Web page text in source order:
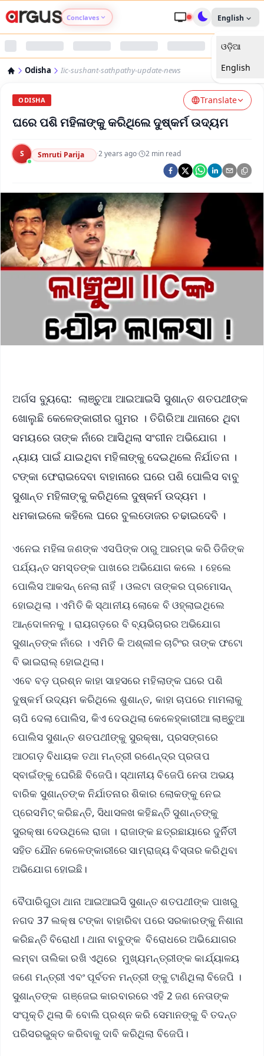
Conclaves
Argus Nari Shakti
Argus Swaad Odisha
Argus Chalo Dekhein Apna Desh
English
ଓଡ଼ିଆ
English
Odisha Iic-sushant-sathpathy-update-news
ODISHA Translate
ଘରେ ପଶି ମହିଳାଙ୍କୁ କରିଥିଲେ ଦୁଷ୍କର୍ମ ଉଦ୍ୟମ
S Smruti Parija ·2 years ago· 2 min read
ଅର୍ଗସ ବ୍ୟୁରୋ: ଲାଞ୍ଚୁଆ ଆଇଆଇସି ସୁଶାନ୍ତ ଶତପଥୀଙ୍କ
ଖୋଲୁଛି କେଳେଙ୍କାରୀର ଗୁମର । ତିଗିରିଆ ଥାନାରେ ଥିବା
ସମୟରେ ତାଙ୍କ ନାଁରେ ଆସିଥିଲା ସଂଗୀନ ଅଭିଯୋଗ ।
ନ୍ୟାୟ ପାଇଁ ଯାଇଥିବା ମହିଳାଙ୍କୁ ଦେଇଥିଲେ ନିର୍ଯାତନା ।
ଟଙ୍କା ଫେରାଇଦେବା ବାହାନାରେ ଘରେ ପଶି ପୋଲିସ ବାବୁ
ସୁଶାନ୍ତ ମହିଳାଙ୍କୁ କରିଥିଲେ ଦୁଷ୍କର୍ମ ଉଦ୍ୟମ ।
ଧମକାଇଲେ କହିଲେ ଘରେ ବୁଲଡୋଜର ଚଢାଇଦେବି ।
ଏନେଇ ମହିଳା ଜଣଙ୍କ ଏସପିଙ୍କ ଠାରୁ ଆରମ୍ଭ କରି ଡିଜିଙ୍କ
ପର୍ଯ୍ୟନ୍ତ ସମସ୍ତଙ୍କ ପାଖରେ ଅଭିଯୋଗ କଲେ । ହେଲେ
ପୋଲିସ ଆକସନ୍ ନେଲା ନାହିଁ । ଓଲଟା ତାଙ୍କର ପ୍ରମୋସନ୍
ହୋଇଥିଲା । ଏମିତି କି ସ୍ଥାନୀୟ ଲୋକେ ବି ଓହ୍ଲାଇଥିଲେ
ଆନ୍ଦୋଳନକୁ । ରାୟଗଡ଼ରେ ବି ବ୍ୟଭିଚାରର ଅଭିଯୋଗ
ସୁଶାନ୍ତଙ୍କ ନାଁରେ । ଏମିତି କି ଅଶ୍ଲୀଳ ଚାଟିଂର ତାଙ୍କ ଫଟୋ
ବି ଭାଇରାଲ୍ ହୋଇଥିଲା।
ଏବେ ବଡ଼ ପ୍ରଶ୍ନ କାହା ସାହସରେ ମହିଲାଙ୍କ ଘରେ ପଶି
ଦୁଷ୍କର୍ମ ଉଦ୍ୟମ କରିଥିଲେ ଶୁଶାନ୍ତ, କାହା ଚାପରେ ମାମଲାକୁ
ଚାପି ଦେଲା ପୋଲିସ, କିଏ ଦେଉଥିଲା କେଳେହ୍କାରୀଆ ଲାଞ୍ଚୁଆ
ପୋଲିସ ସୁଶାନ୍ତ ଶତପଥୀଙ୍କୁ ସୁରକ୍ଷା, ପ୍ରସଙ୍ଗରେ
ଆଠଗଡ଼ ବିଧାୟକ ତଥା ମନ୍ତ୍ରୀ ରଣେନ୍ଦ୍ର ପ୍ରତାପ
ସ୍ବାଇଁଙ୍କୁ ଘେରିଛି ବିଜେପି। ସ୍ଥାନୀୟ ବିଜେପି ନେତା ଅଭୟ
ବାରିକ ସୁଶାନ୍ତଙ୍କ ନିର୍ଯାତନାର ଶିକାର ଲୋକଙ୍କୁ ନେଇ
ପ୍ରେସମିଟ୍ କରିଛନ୍ତି, ସିଧାସଳଖ କହିଛନ୍ତି ସୁଶାନ୍ତଙ୍କୁ
ସୁରକ୍ଷା ଦେଉଥିଲେ ରାଜା । ରାଜାଙ୍କ ଛତ୍ରଛାୟାରେ ଦୁର୍ନିତୀ
ସହିତ ଯୌନ କେଳେଙ୍କାରୀରେ ସାମ୍ରାଜ୍ୟ ବିସ୍ତାର କରିଥିବା
ଅଭିଯୋଗ ହୋଇଛି।
ବୈପାରିଗୁଡା ଥାନା ଆଇଆଇସି ସୁଶାନ୍ତ ଶତପଥୀଙ୍କ ପାଖରୁ
ନଗଦ 37 ଲକ୍ଷ ଟଙ୍କା ବାହାରିବା ପରେ ସରକାରଙ୍କୁ ନିଶାନା
କରିଛନ୍ତି ବିରୋଧୀ। ଥାନା ବାବୁଙ୍କ ବିରୋଧରେ ଅଭିଯୋଗର
ଲମ୍ବା ତାଲିକା ରଖି ଏଥିରେ ମୁଖ୍ୟମନ୍ତ୍ରୀଙ୍କ କାର୍ଯ୍ୟାଳୟ
ଜଣେ ମନ୍ତ୍ରୀ ଏବଂ ପୂର୍ବତନ ମନ୍ତ୍ରୀ ଙ୍କୁ ଟାଣିଥିଲା ବିଜେପି ।
ସୁଶାନ୍ତଙ୍କ ଗଞ୍ଜେଇ କାରବାରରେ ଏହି 2 ଜଣ ନେତାଙ୍କ
ସଂପୃକ୍ତି ଥିଲା କି ବୋଲି ପ୍ରଶ୍ନ କରି ସେମାନଙ୍କୁ ବି ତଦନ୍ତ
ପରିସରଭୁକ୍ତ କରିବାକୁ ଦାବି କରିଥିଲା ବିଜେପି।